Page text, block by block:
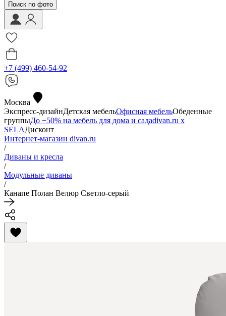
Поиск по фото
+7 (499) 460-54-92
Москва
Экспресс-дизайнДетская мебельОфисная мебельОбеденные
группыДо −50% на мебель для дома и садаdivan.ru х
SELAДисконт
Интернет-магазин divan.ru
/
Диваны и кресла
/
Модульные диваны
/
Канапе Полан Велюр Светло-серый